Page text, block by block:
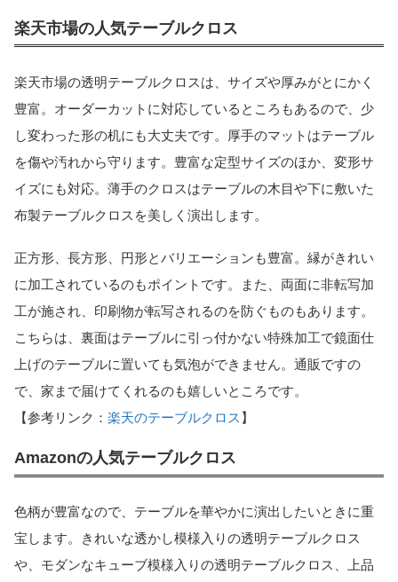
楽天市場の人気テーブルクロス
楽天市場の透明テーブルクロスは、サイズや厚みがとにかく
豊富。オーダーカットに対応しているところもあるので、少
し変わった形の机にも大丈夫です。厚手のマットはテーブル
を傷や汚れから守ります。豊富な定型サイズのほか、変形サ
イズにも対応。薄手のクロスはテーブルの木目や下に敷いた
布製テーブルクロスを美しく演出します。
正方形、長方形、円形とバリエーションも豊富。縁がきれい
に加工されているのもポイントです。また、両面に非転写加
工が施され、印刷物が転写されるのを防ぐものもあります。
こちらは、裏面はテーブルに引っ付かない特殊加工で鏡面仕
上げのテーブルに置いても気泡ができません。通販ですの
で、家まで届けてくれるのも嬉しいところです。
【参考リンク： 楽天のテーブルクロス 】
Amazonの人気テーブルクロス
色柄が豊富なので、テーブルを華やかに演出したいときに重
宝します。きれいな透かし模様入りの透明テーブルクロス
や、モダンなキューブ模様入りの透明テーブルクロス、上品